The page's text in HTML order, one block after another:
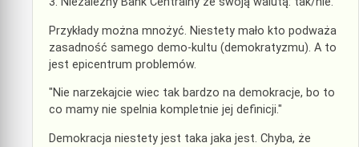
Przykłady można mnożyć. Niestety mało kto podważa
zasadność samego demo-kultu (demokratyzmu). A to
jest epicentrum problemów.
"Nie narzekajcie wiec tak bardzo na demokracje, bo to
co mamy nie spelnia kompletnie jej definicji."
Demokracja niestety jest taka jaka jest. Chyba, że